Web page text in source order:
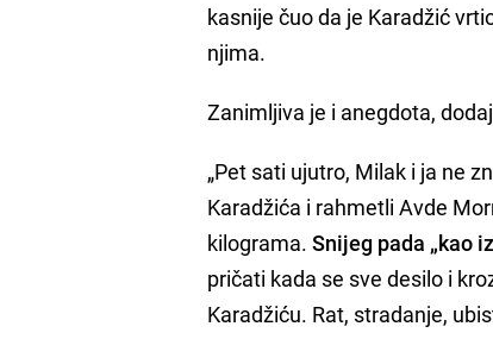
kasnije čuo da je Karadžić
njima.
Zanimljiva je i anegdota,
„Pet sati ujutro, Milak i ja ne
Karadžića i rahmetli Avde
kilograma.Snijeg pada „kao
pričati kada se sve desilo i
Karadžiću. Rat, stradanje,